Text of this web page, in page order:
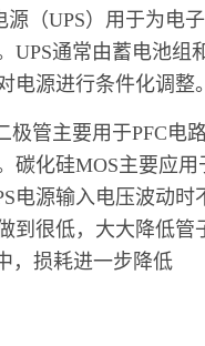
源（UPS）用于为电
UPS通常由蓄电池
电源进行条件化调整。
极管主要用于PFC电
碳化硅MOS主要应
电源输入电压波动
到很低，大大降低管
，损耗进一步降低